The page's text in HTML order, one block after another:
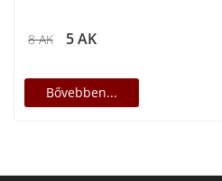
8 AK 5 AK
Bővebben...